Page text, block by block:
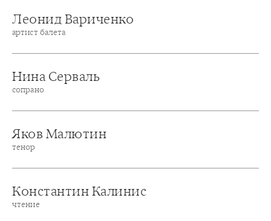
Леонид Вариченко
артист балета
Нина Серваль
сопрано
Яков Малютин
тенор
Константин Калинис
чтение